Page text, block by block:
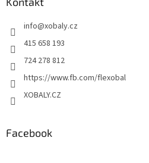
info@xobaly.cz
415 658 193
724 278 812
https://www.fb.com/flexobal
XOBALY.CZ
Facebook